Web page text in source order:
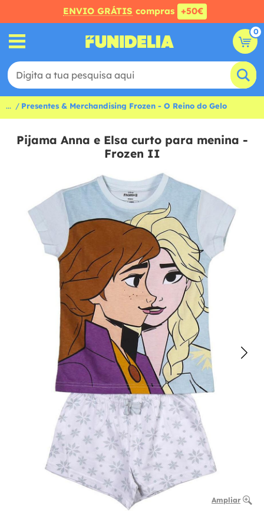
ENVIO GRÁTIS compras +50€
0
... Presentes & Merchandising Frozen - O Reino do Gelo
Pijama Anna e Elsa curto para menina -
Frozen II
Ampliar